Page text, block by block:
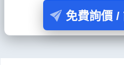
免費詢價 /